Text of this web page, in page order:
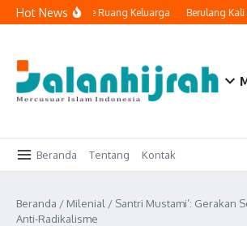
Lewati ke konten
Hot NewsMasuk ke Ruang Keluarga Berulang
Beranda Tentang Kontak
Beranda / Milenial / Santri Mustami’: Gerakan
Anti-Radikalisme